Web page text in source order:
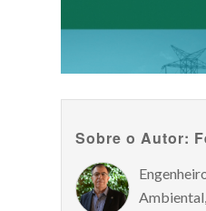
Sobre o Autor: